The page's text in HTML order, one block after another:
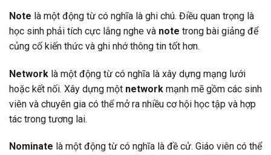
Note là một động từ có nghĩa là ghi chú. Điều quan trọng là
học sinh phải tích cực lắng nghe và note trong bài giảng để
củng cố kiến thức và ghi nhớ thông tin tốt hơn.
Network là một động từ có nghĩa là xây dựng mạng lưới
hoặc kết nối. Xây dựng một network mạnh mẽ gồm các sinh
viên và chuyên gia có thể mở ra nhiều cơ hội học tập và hợp
tác trong tương lai.
Nominate là một động từ có nghĩa là đề cử. Giáo viên có thể